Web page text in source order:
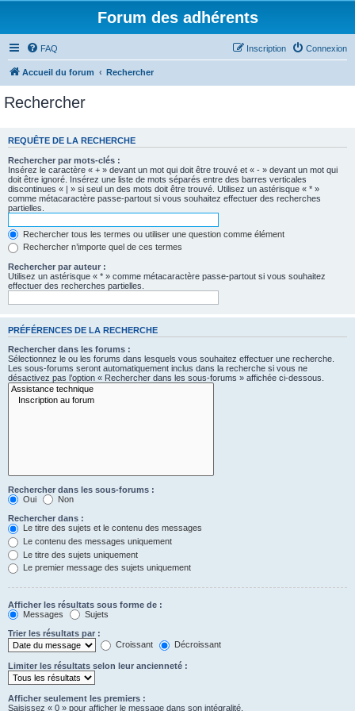
Forum des adhérents
FAQ Connexion
Inscription
Accueil du forum Rechercher
Rechercher
REQUÊTE DE LA RECHERCHE
Rechercher par mots-clés :
Insérez le caractère « + » devant un mot qui doit être trouvé et « - » devant un mot qui
doit être ignoré. Insérez une liste de mots séparés entre des barres verticales
discontinues « | » si seul un des mots doit être trouvé. Utilisez un astérisque « * »
comme métacaractère passe-partout si vous souhaitez effectuer des recherches
partielles.
Rechercher tous les termes ou utiliser une question comme élément
Rechercher n’importe quel de ces termes
Rechercher par auteur :
Utilisez un astérisque « * » comme métacaractère passe-partout si vous souhaitez
effectuer des recherches partielles.
PRÉFÉRENCES DE LA RECHERCHE
Rechercher dans les forums :
Sélectionnez le ou les forums dans lesquels vous souhaitez effectuer une recherche.
Les sous-forums seront automatiquement inclus dans la recherche si vous ne
désactivez pas l’option « Rechercher dans les sous-forums » affichée ci-dessous.
Rechercher dans les sous-forums :
Oui
Non
Rechercher dans :
Le titre des sujets et le contenu des messages
Le contenu des messages uniquement
Le titre des sujets uniquement
Le premier message des sujets uniquement
Afficher les résultats sous forme de :
Messages
Sujets
Trier les résultats par :
Croissant
Décroissant
Limiter les résultats selon leur ancienneté :
Afficher seulement les premiers :
Saisissez « 0 » pour afficher le message dans son intégralité.